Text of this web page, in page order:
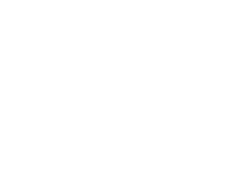
Brody King, Bandido e Hangman
SLAM MEXICO: Persephone